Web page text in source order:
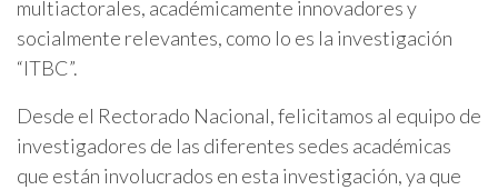
multiactorales, académicamente innovadores y
socialmente relevantes, como lo es la investigación
“ITBC”.
Desde el Rectorado Nacional, felicitamos al equipo de
investigadores de las diferentes sedes académicas
que están involucrados en esta investigación, ya que